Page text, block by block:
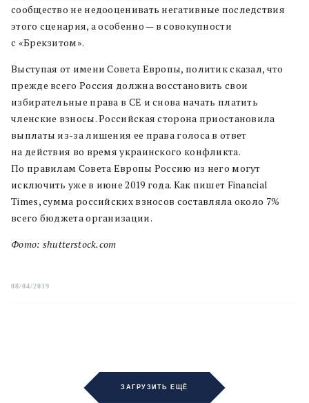
сообщество не недооценивать негативные последствия
этого сценария, а особенно — в совокупности
с «Брекзитом».
Выступая от имени Совета Европы, политик сказал, что
прежде всего Россия должна восстановить свои
избирательные права в СЕ и снова начать платить
членские взносы. Российская сторона приостановила
выплаты из-за лишения ее права голоса в ответ
на действия во время украинского конфликта.
По правилам Совета Европы Россию из него могут
исключить уже в июне 2019 года. Как пишет Financial
Times, сумма российских взносов составляла около 7%
всего бюджета организации.
Фото: shutterstock.com
08/04/2019
ЗАГРУЗИТЬ ЕЩЁ